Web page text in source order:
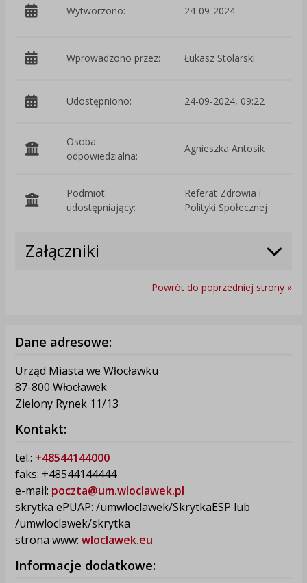
Wytworzono: 24-09-2024
Wprowadzono przez: Łukasz Stolarski
Udostępniono: 24-09-2024, 09:22
Osoba
odpowiedzialna:
Agnieszka Antosik
Podmiot
udostępniający:
Referat Zdrowia i
Polityki Społecznej
Załączniki
Powrót do poprzedniej strony »
Dane adresowe:
Urząd Miasta we Włocławku
87-800 Włocławek
Zielony Rynek 11/13
Kontakt:
tel.: +48544144000
faks: +48544144444
e-mail: poczta@um.wloclawek.pl
skrytka ePUAP: /umwloclawek/SkrytkaESP lub
/umwloclawek/skrytka
strona www: wloclawek.eu
Informacje dodatkowe: